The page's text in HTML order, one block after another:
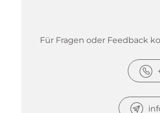
Für Fragen oder Feedback